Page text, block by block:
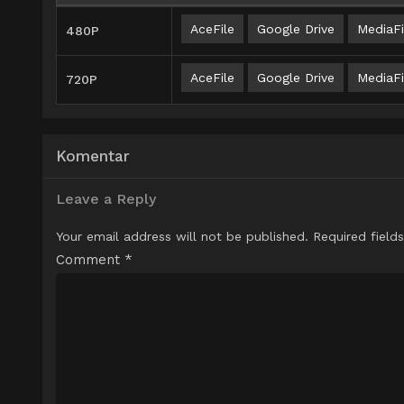
480P AceFile Google Drive
720P AceFile Google Drive
Komentar
Leave a Reply
Your email address will not be published. Required
Comment *